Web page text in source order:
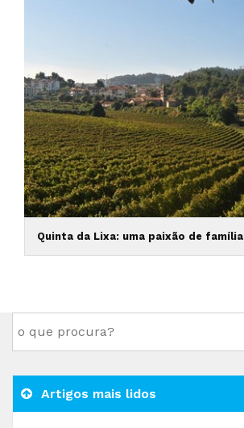
Quinta da Lixa: uma paixão de família
Artigos mais lidos